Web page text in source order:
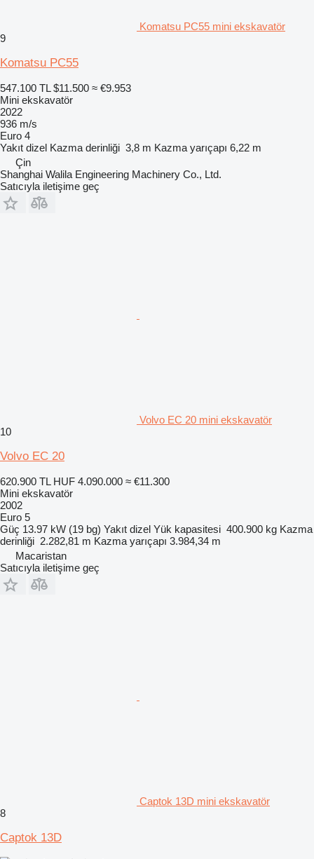
Komatsu PC55 mini ekskavatör
9
Komatsu PC55
547.100 TL $11.500 ≈ €9.953
Mini ekskavatör
2022
936 m/s
Euro 4
Yakıt dizel Kazma derinliği 3,8 m Kazma yarıçapı 6,22 m
Çin
Shanghai Walila Engineering Machinery Co., Ltd.
Satıcıyla iletişime geç
Volvo EC 20 mini ekskavatör
10
Volvo EC 20
620.900 TL HUF 4.090.000 ≈ €11.300
Mini ekskavatör
2002
Euro 5
Güç 13.97 kW (19 bg) Yakıt dizel Yük kapasitesi 400.900 kg Kazma
derinliği 2.282,81 m Kazma yarıçapı 3.984,34 m
Macaristan
Satıcıyla iletişime geç
Captok 13D mini ekskavatör
8
Captok 13D